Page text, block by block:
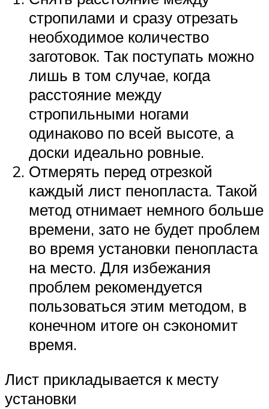
стропилами и сразу отрезать
необходимое количество
заготовок. Так поступать можно
лишь в том случае, когда
расстояние между
стропильными ногами
одинаково по всей высоте, а
доски идеально ровные.
Отмерять перед отрезкой
каждый лист пенопласта. Такой
метод отнимает немного больше
времени, зато не будет проблем
во время установки пенопласта
на место. Для избежания
проблем рекомендуется
пользоваться этим методом, в
конечном итоге он сэкономит
время.
Лист прикладывается к месту
установки